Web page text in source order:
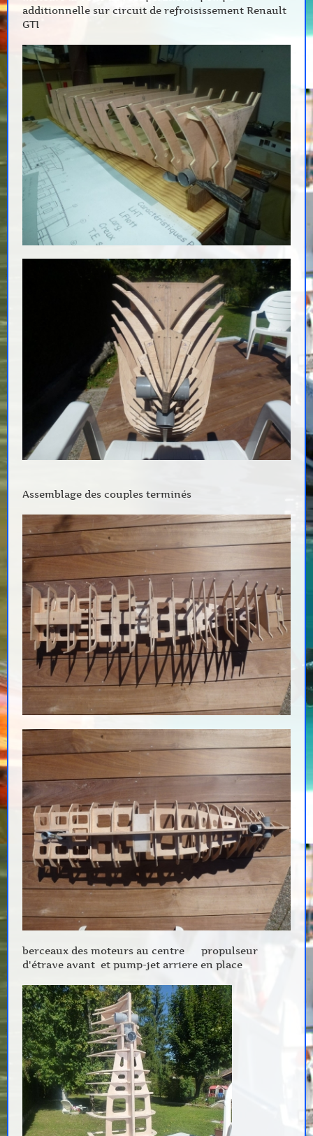
additionnelle sur circuit de refroisissement Renault
GTI
Assemblage des couples terminés
berceaux des moteurs au centre propulseur
d'étrave avant et pump-jet arriere en place